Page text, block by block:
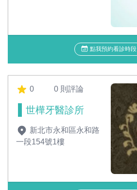
點我預約看診時段
0 0 則評論
世樺牙醫診所
新北市永和區永和路
一段154號1樓